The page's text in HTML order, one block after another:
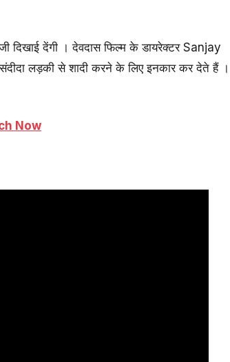
दिखाई देंगी । देवदास फिल्म के डायरेक्टर Sanjay
लड़की से शादी करने के लिए इनकार कर देते हैं ।
Now